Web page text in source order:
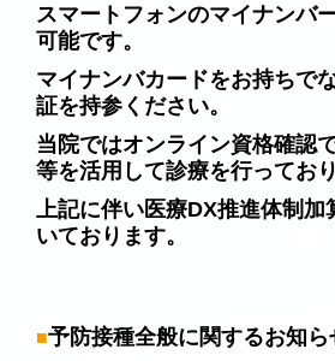
スマートフォンのマイナンバ
可能です。
マイナンバカードをお持ちで
証を持参ください。
当院ではオンライン資格確認
等を活用して診療を行っており
上記に伴い医療DX推進体制
いております。
■予防接種全般に関するお知ら